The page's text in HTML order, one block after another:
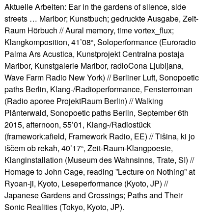
Aktuelle Arbeiten: Ear in the gardens of silence, side
streets … Maribor; Kunstbuch; gedruckte Ausgabe, Zeit-
Raum Hörbuch // Aural memory, time vortex_flux;
Klangkomposition, 41’08“, Soloperformance (Euroradio
Palma Ars Acustica, Kunstprojekt Centralna postaja
Maribor, Kunstgalerie Maribor, radioCona Ljubljana,
Wave Farm Radio New York) // Berliner Luft, Sonopoetic
paths Berlin, Klang-/Radioperformance, Fensterroman
(Radio aporee ProjektRaum Berlin) // Walking
Plänterwald, Sonopoetic paths Berlin, September 6th
2015, afternoon, 55’01, Klang-/Radiostück
(framework:afield, Framework Radio, EE) // Tišina, ki jo
iščem ob rekah, 40’17“, Zeit-Raum-Klangpoesie,
Klanginstallation (Museum des Wahnsinns, Trate, SI) //
Homage to John Cage, reading ”Lecture on Nothing” at
Ryoan-ji, Kyoto, Leseperformance (Kyoto, JP) //
Japanese Gardens and Crossings; Paths and Their
Sonic Realities (Tokyo, Kyoto, JP).